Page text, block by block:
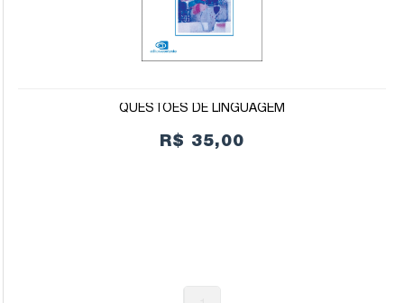
QUESTÕES DE LINGUAGEM
R$ 35,00